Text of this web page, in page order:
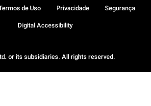
or its subsidiaries. All rights reserved.
de Uso Privacidade Segurança
Digital Accessibility